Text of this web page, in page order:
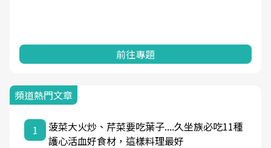
前往專題
頻道熱門文章
1
菠菜大火炒、芹菜要吃葉子....久坐族必吃11種
護心活血好食材，這樣料理最好